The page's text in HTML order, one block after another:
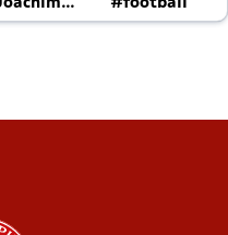
#football